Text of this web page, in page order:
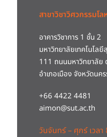
สาขาวิชาวิศวกรรมโล
อาคารวิชาการ 1 ชั้น 2
มหาวิทยาลัยเทคโนโลยี
111 ถนนมหาวิทยาลัย
อำเภอเมือง จังหวัดนค
+66 4422 4481
aimon@sut.ac.th
วันจันทร์ – ศุกร์ เวล